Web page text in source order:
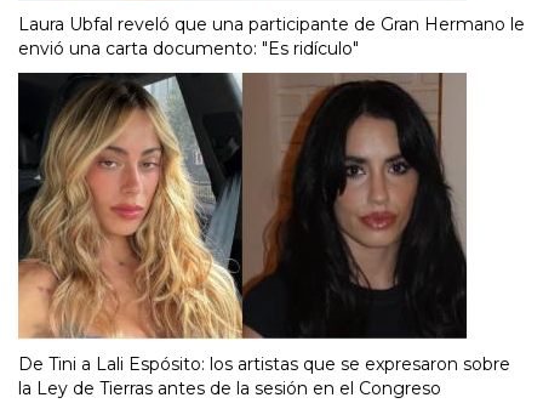
Laura Ubfal reveló que una participante de Gran Hermano le
envió una carta documento: "Es ridículo"
De Tini a Lali Espósito: los artistas que se expresaron sobre
la Ley de Tierras antes de la sesión en el Congreso